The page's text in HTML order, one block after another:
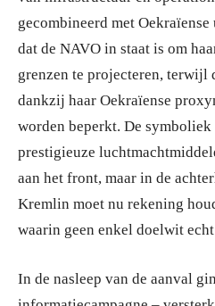
gecombineerd met
dat de NAVO in staat is om
grenzen te projecteren, terwijl
dankzij haar Oekraïense
worden beperkt. De
prestigieuze
aan het front, maar in de
Kremlin moet nu rekening
waarin geen enkel doelwit
In de nasleep van de aanval